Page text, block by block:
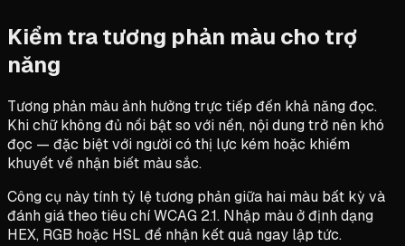
Kiểm tra tương phản màu cho trợ
năng
Tương phản màu ảnh hưởng trực tiếp đến khả năng đọc.
Khi chữ không đủ nổi bật so với nền, nội dung trở nên khó
đọc — đặc biệt với người có thị lực kém hoặc khiếm
khuyết về nhận biết màu sắc.
Công cụ này tính tỷ lệ tương phản giữa hai màu bất kỳ và
đánh giá theo tiêu chí WCAG 2.1. Nhập màu ở định dạng
HEX, RGB hoặc HSL để nhận kết quả ngay lập tức.